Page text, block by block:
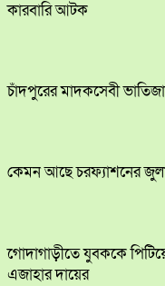
কারবারি আটক
চাঁদপুরের মাদকসেবী
কেমন আছে চরফ্যাশনের
​গোদাগাড়ীতে যুবককে
এজাহার দায়ের